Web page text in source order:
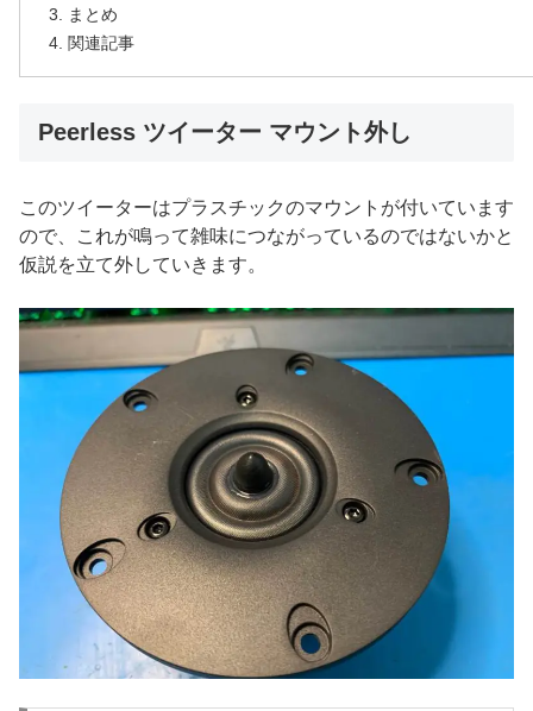
まとめ
関連記事
Peerless ツイーター マウント外し
このツイーターはプラスチックのマウントが付いています
ので、これが鳴って雑味につながっているのではないかと
仮説を立て外していきます。